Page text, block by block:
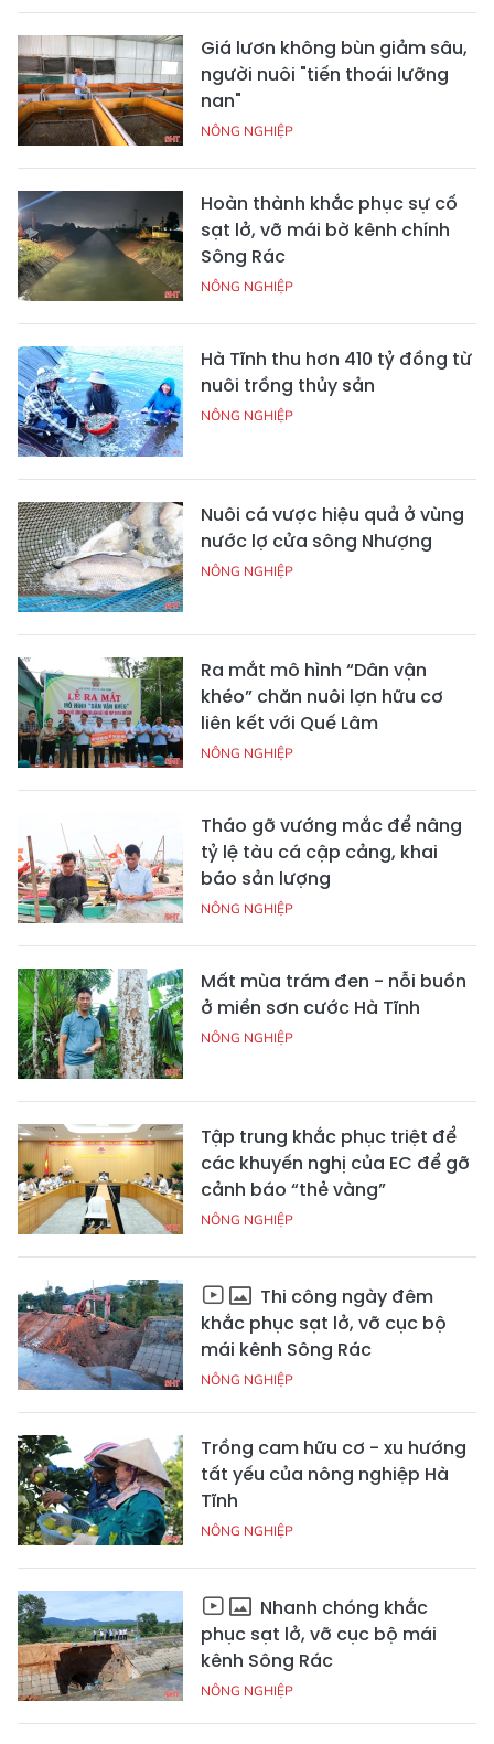
Giá lươn không bùn giảm sâu,
người nuôi "tiến thoái lưỡng
nan"
NÔNG NGHIỆP
Hoàn thành khắc phục sự cố
sạt lở, vỡ mái bờ kênh chính
Sông Rác
NÔNG NGHIỆP
Hà Tĩnh thu hơn 410 tỷ đồng từ
nuôi trồng thủy sản
NÔNG NGHIỆP
Nuôi cá vược hiệu quả ở vùng
nước lợ cửa sông Nhượng
NÔNG NGHIỆP
Ra mắt mô hình “Dân vận
khéo” chăn nuôi lợn hữu cơ
liên kết với Quế Lâm
NÔNG NGHIỆP
Tháo gỡ vướng mắc để nâng
tỷ lệ tàu cá cập cảng, khai
báo sản lượng
NÔNG NGHIỆP
Mất mùa trám đen - nỗi buồn
ở miền sơn cước Hà Tĩnh
NÔNG NGHIỆP
Tập trung khắc phục triệt để
các khuyến nghị của EC để gỡ
cảnh báo “thẻ vàng”
NÔNG NGHIỆP
Thi công ngày đêm
khắc phục sạt lở, vỡ cục bộ
mái kênh Sông Rác
NÔNG NGHIỆP
Trồng cam hữu cơ - xu hướng
tất yếu của nông nghiệp Hà
Tĩnh
NÔNG NGHIỆP
Nhanh chóng khắc
phục sạt lở, vỡ cục bộ mái
kênh Sông Rác
NÔNG NGHIỆP